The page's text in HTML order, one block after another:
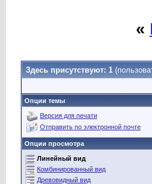
«
Здесь присутствуют: 1
Опции темы
Версия для печати
Отправить по электронной почте
Опции просмотра
Линейный вид
Комбинированный вид
Древовидный вид